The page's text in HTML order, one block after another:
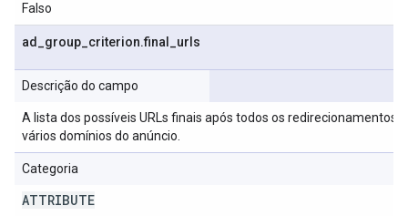
Falso
ad group criterion.final urls
Descrição do campo
A lista dos possíveis URLs finais após todos os redirecionamentos
vários domínios do anúncio.
Categoria
ATTRIBUTE